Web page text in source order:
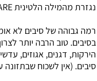
נגזרת מהמילה הלטינית CONSTIPARE שמובנה – לדחוס ביחד.
רמה גבוהה של סיבים לא
בסיבים. טוב הרבה יותר
הירקות, דגנים, אגוזים,
סיבים. (אין לשכוח שבתזונה